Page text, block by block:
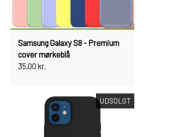
Samsung Galaxy S8 - Premium
cover mørkeblå
35,00 kr.
UDSOLGT